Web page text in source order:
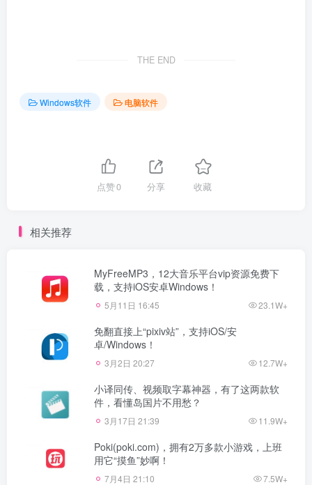
THE END
Windows软件 电脑软件
点赞0 分享 收藏
相关推荐
MyFreeMP3，12大音乐平台vip资源免费下
载，支持iOS安卓Windows！
5月11日 16:45 23.1W+
免翻直接上“pixiv站”，支持iOS/安
卓/Windows！
3月2日 20:27 12.7W+
小译同传、视频取字幕神器，有了这两款软
件，看懂岛国片不用愁？
3月17日 21:39 11.9W+
Poki(poki.com)，拥有2万多款小游戏，上班
用它“摸鱼”妙啊！
7月4日 21:10 7.5W+